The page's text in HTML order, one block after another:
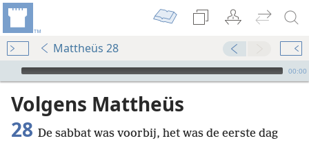
Mattheüs 28
Audio Player
00:00
Volgens Mattheüs
28 De sabbat was voorbij, het was de eerste dag